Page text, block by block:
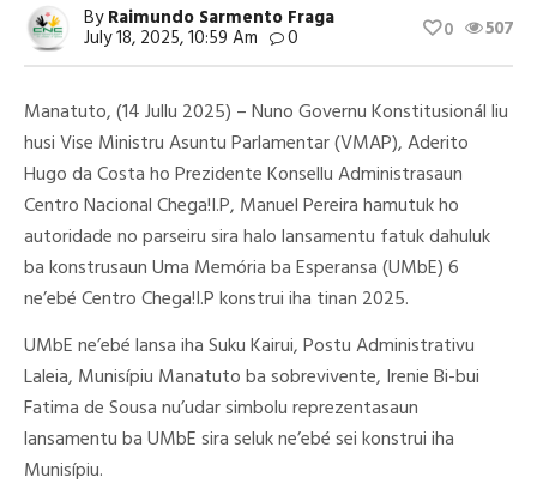
ByRaimundo Sarmento Fraga
July 18, 2025, 10:59 Am 0 507
0
Manatuto, (14 Jullu 2025) – Nuno Governu Konstitusionál liu
husi Vise Ministru Asuntu Parlamentar (VMAP), Aderito
Hugo da Costa ho Prezidente Konsellu Administrasaun
Centro Nacional Chega!I.P, Manuel Pereira hamutuk ho
autoridade no parseiru sira halo lansamentu fatuk dahuluk
ba konstrusaun Uma Memória ba Esperansa (UMbE) 6
ne’ebé Centro Chega!I.P konstrui iha tinan 2025.
UMbE ne’ebé lansa iha Suku Kairui, Postu Administrativu
Laleia, Munisípiu Manatuto ba sobrevivente, Irenie Bi-bui
Fatima de Sousa nu’udar simbolu reprezentasaun
lansamentu ba UMbE sira seluk ne’ebé sei konstrui iha
Munisípiu.